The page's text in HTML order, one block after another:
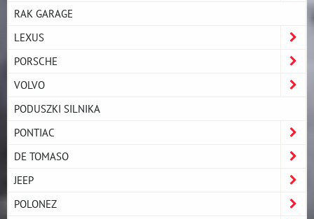
RAK GARAGE
LEXUS
PORSCHE
VOLVO
PODUSZKI SILNIKA
PONTIAC
DE TOMASO
JEEP
POLONEZ